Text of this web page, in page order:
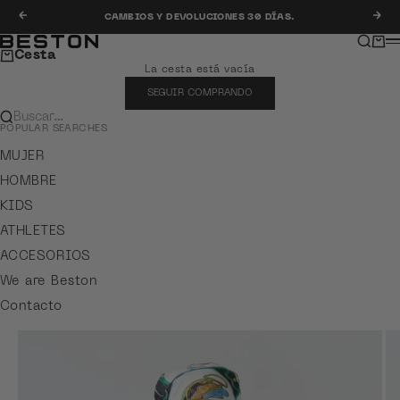
Anterior
CAMBIOS Y DEVOLUCIONES 30 DÍAS.
Beston Buscar
Cesta
La cesta está vacía
SEGUIR COMPRANDO
Buscar…
POPULAR SEARCHES
MUJER
HOMBRE
KIDS
ATHLETES
ACCESORIOS
We are Beston
Contacto